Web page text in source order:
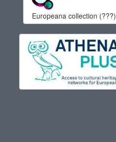
Europeana collection (???)